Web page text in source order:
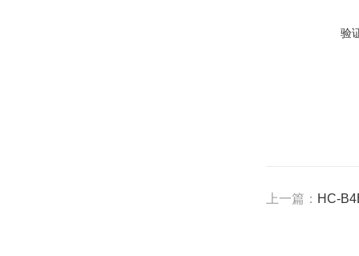
验
上一篇： HC-